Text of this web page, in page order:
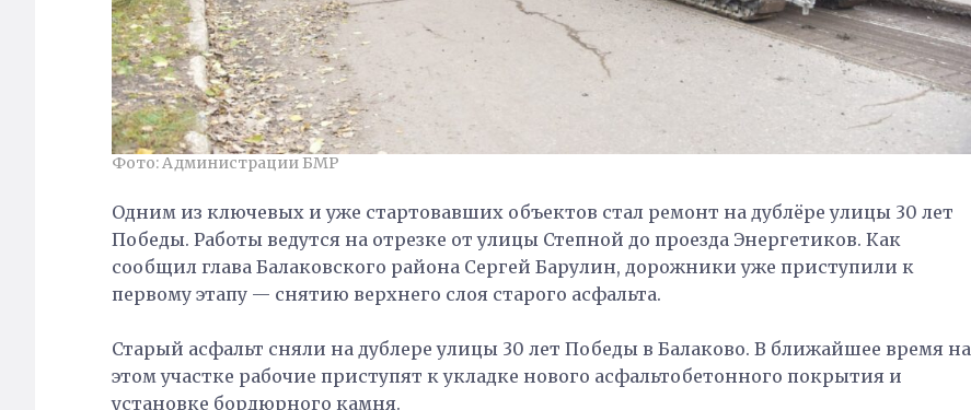
Фото: Администрации БМР
Одним из ключевых и уже стартовавших объектов стал ремонт на дублёре улицы 30 лет
Победы. Работы ведутся на отрезке от улицы Степной до проезда Энергетиков. Как
сообщил глава Балаковского района Сергей Барулин, дорожники уже приступили к
первому этапу — снятию верхнего слоя старого асфальта.
Старый асфальт сняли на дублере улицы 30 лет Победы в Балаково. В ближайшее время на
этом участке рабочие приступят к укладке нового асфальтобетонного покрытия и
установке бордюрного камня.